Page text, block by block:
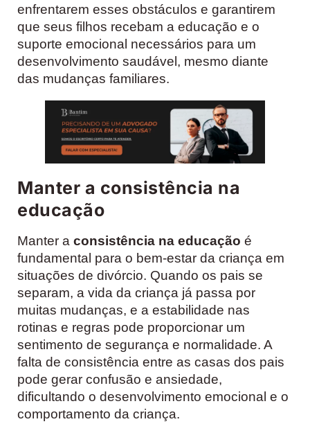
enfrentarem esses obstáculos e garantirem
que seus filhos recebam a educação e o
suporte emocional necessários para um
desenvolvimento saudável, mesmo diante
das mudanças familiares.
Manter a consistência na
educação
Manter a consistência na educação é
fundamental para o bem-estar da criança em
situações de divórcio. Quando os pais se
separam, a vida da criança já passa por
muitas mudanças, e a estabilidade nas
rotinas e regras pode proporcionar um
sentimento de segurança e normalidade. A
falta de consistência entre as casas dos pais
pode gerar confusão e ansiedade,
dificultando o desenvolvimento emocional e o
comportamento da criança.